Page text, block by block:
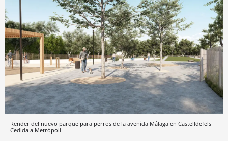
Render del nuevo parque para perros de la avenida Málaga en Castelldefels
Cedida a Metrópoli